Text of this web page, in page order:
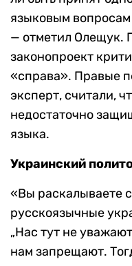
языковым
— отметил Олещук.
законопроект
«справа». Правые
эксперт, считали,
недостаточно
языка.
Украинский
«Вы раскалываете
русскоязычные
„Нас тут не
нам запрещают.